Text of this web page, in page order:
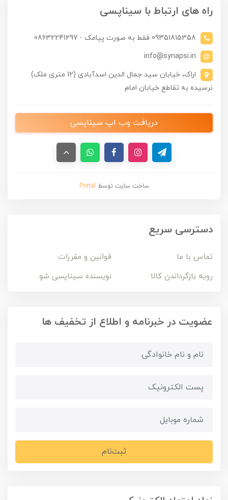
راه های ارتباط با سیناپسی
09351815358 فقط به صورت پیامک - 08632241297
info@synapsi.in
اراک، خیابان سید جمال الدین اسدآبادی (12 متری ملک)
نرسیده به تقاطع خیابان امام
دریافت وب اپ سیناپسی
ساخت سایت توسط Portal
دسترسی سریع
تماس با ما
قوانین و مقررات
رویه بازگرداندن کالا
نویسنده سیناپسی شو
عضویت در خبرنامه و اطلاع از تخفیف ها
ثبت‌نام